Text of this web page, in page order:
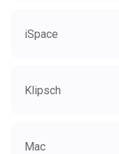
iSpace
Klipsch
Mac